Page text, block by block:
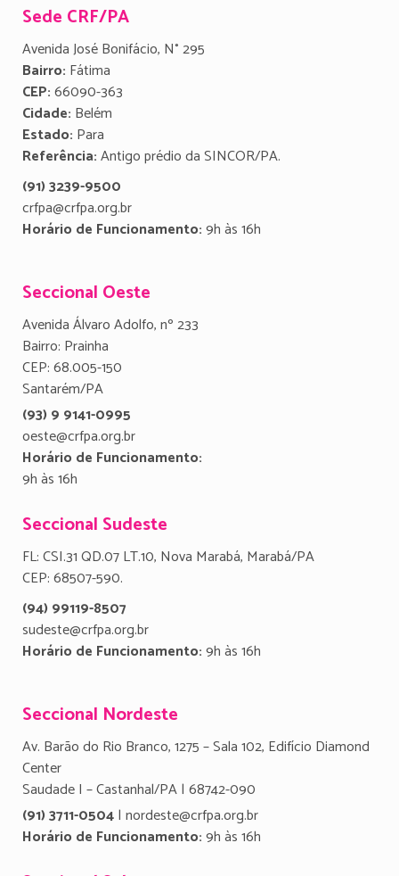
Sede CRF/PA
Avenida José Bonifácio, N° 295
Bairro: Fátima
CEP:66090-363
Cidade: Belém
Estado: Para
Referência:Antigo prédio da SINCOR/PA.
(91) 3239-9500
crfpa@crfpa.org.br
Horário de Funcionamento:9h às 16h
Seccional Oeste
Avenida Álvaro Adolfo, nº 233
Bairro: Prainha
CEP: 68.005-150
Santarém/PA
(93) 9 9141-0995
oeste@crfpa.org.br
Horário de Funcionamento:
9h às 16h
Seccional Sudeste
FL: CSI.31 QD.07 LT.10, Nova Marabá, Marabá/PA
CEP: 68507-590.
(94) 99119-8507
sudeste@crfpa.org.br
Horário de Funcionamento:9h às 16h
Seccional Nordeste
Av. Barão do Rio Branco, 1275 – Sala 102, Edifício Diamond
Center
Saudade I – Castanhal/PA | 68742-090
(91) 3711-0504| nordeste@crfpa.org.br
Horário de Funcionamento:9h às 16h